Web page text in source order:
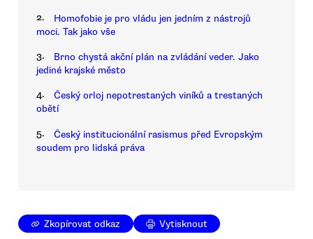
2.
Homofobie je pro vládu jen jedním z nástrojů
moci. Tak jako vše
3.
Brno chystá akční plán na zvládání veder. Jako
jediné krajské město
4.
Český orloj nepotrestaných viníků a trestaných
obětí
5.
Český institucionální rasismus před Evropským
soudem pro lidská práva
Zkopírovat odkaz Vytisknout